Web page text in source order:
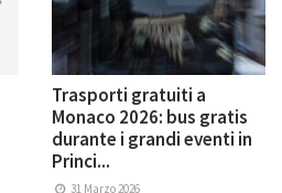
Trasporti gratuiti a
Monaco 2026: bus gratis
durante i grandi eventi in
Princi...
31 Marzo 2026